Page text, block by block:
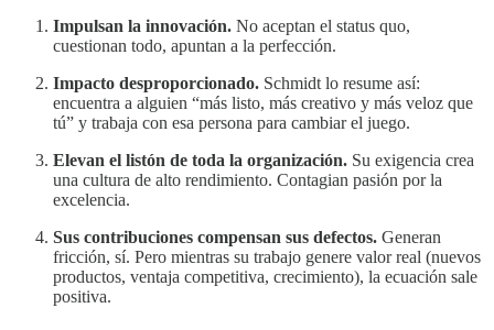
Impulsan la innovación. No aceptan el status quo,
cuestionan todo, apuntan a la perfección.
Impacto desproporcionado. Schmidt lo resume así:
encuentra a alguien “más listo, más creativo y más veloz que
tú” y trabaja con esa persona para cambiar el juego.
Elevan el listón de toda la organización. Su exigencia crea
una cultura de alto rendimiento. Contagian pasión por la
excelencia.
Sus contribuciones compensan sus defectos. Generan
fricción, sí. Pero mientras su trabajo genere valor real (nuevos
productos, ventaja competitiva, crecimiento), la ecuación sale
positiva.